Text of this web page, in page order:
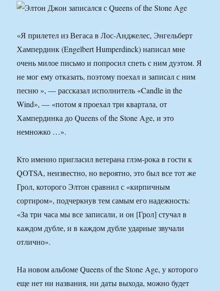
«Я прилетел из Вегаса в Лос-Анджелес, Энгельберт
Хампердинк (Engelbert Humperdinck) написал мне
очень милое письмо и попросил спеть с ним дуэтом. Я
не мог ему отказать, поэтому поехал и записал с ним
песню », — рассказал исполнитель «Candle in the
Wind», — «потом я проехал три квартала, от
Хампердинка до Queens of the Stone Age, и это
немножко …».
Кто именно пригласил ветерана глэм-рока в гости к
QOTSA, неизвестно, но вероятно, это был все тот же
Грол, которого Элтон сравнил с «кирпичным
сортиром», подчеркнув тем самым его надежность:
«За три часа мы все записали, и он [Грол] стучал в
каждом дубле, и в каждом дубле ударные звучали
отлично».
На новом альбоме Queens of the Stone Age, у которого
еще нет ни названия, ни даты выхода, можно будет